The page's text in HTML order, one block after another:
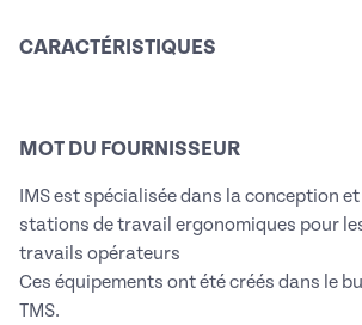
CARACTÉRISTIQUES
MOT DU FOURNISSEUR
IMS est spécialisée dans la conception
stations de travail ergonomiques pour
travails opérateurs
Ces équipements ont été créés dans le
TMS.